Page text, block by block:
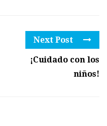
Next Post
¡Cuidado con los
niños!